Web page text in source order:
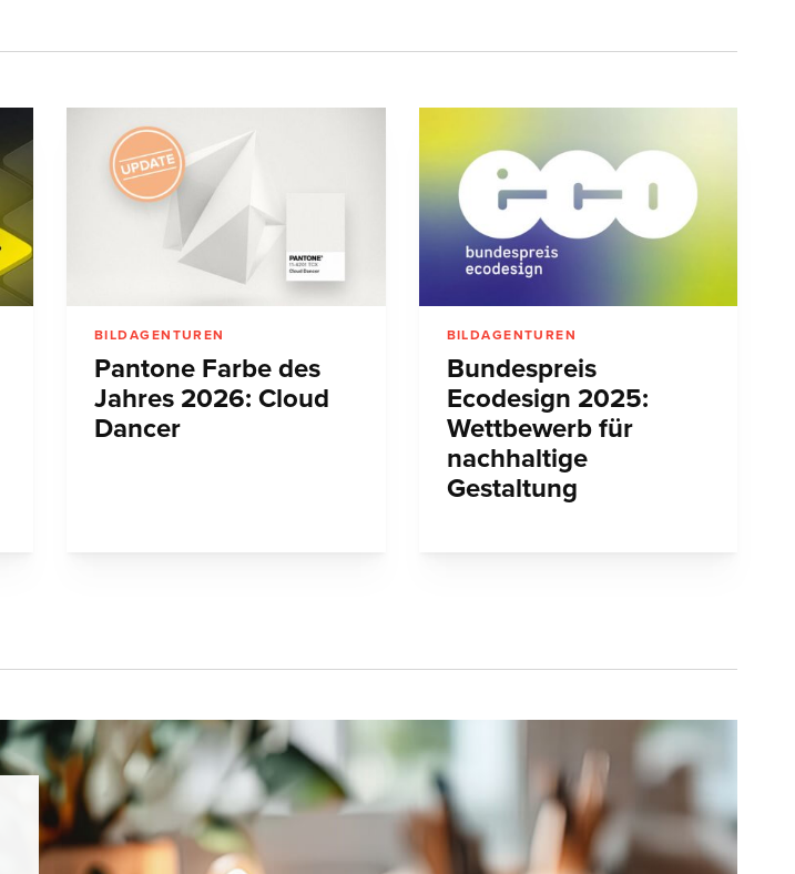
BILDAGENTUREN
Pantone Farbe des
Jahres 2026: Cloud
Dancer
BILDAGENTUREN
Bundespreis
Ecodesign 2025:
Wettbewerb für
nachhaltige
Gestaltung